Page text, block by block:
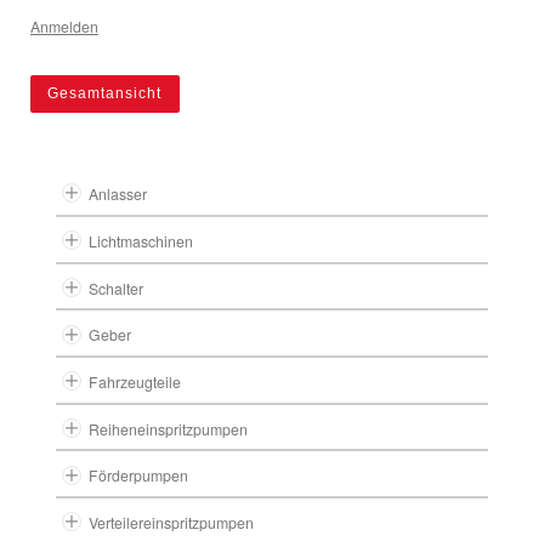
Anmelden
Gesamtansicht
Anlasser
Lichtmaschinen
Schalter
Geber
Fahrzeugteile
Reiheneinspritzpumpen
Förderpumpen
Verteilereinspritzpumpen